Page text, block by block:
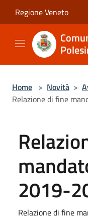
Regione Veneto
Home > Novità >
Relazione di fine
2019-
Relazione di fine